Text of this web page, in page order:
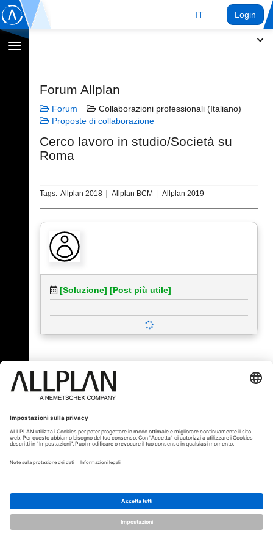
IT Login
Toggle
Forum Allplan
Forum
Collaborazioni professionali (Italiano)
Proposte di collaborazione
Cerco lavoro in studio/Società su
Roma
Tags: Allplan 2018 Allplan BCM Allplan 2019
[Soluzione] [Post più utile]
« Indietro